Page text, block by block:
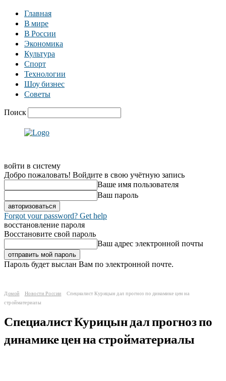
Главная
В мире
В России
Экономика
Культура
Спорт
Технологии
Шоу бизнес
Советы
Поиск
войти в систему
Добро пожаловать! Войдите в свою учётную запись
Ваше имя пользователя
Ваш пароль
Forgot your password? Get help
восстановление пароля
Восстановите свой пароль
Ваш адрес электронной почты
Пароль будет выслан Вам по электронной почте.
Домой Новости России
Специалист Курицын дал прогноз по динамике цен на
стройматериалы
Специалист Курицын дал прогноз по
динамике цен на стройматериалы